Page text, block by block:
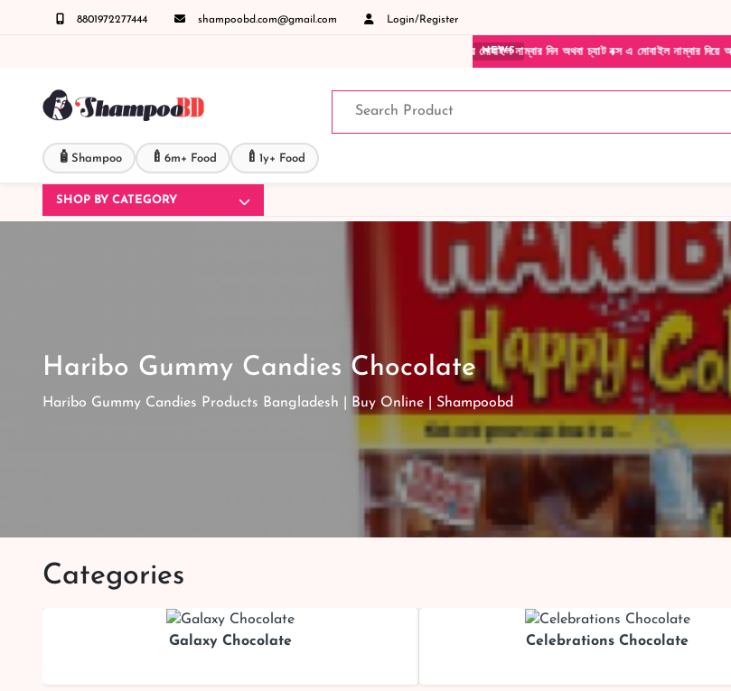
8801972277444 shampoobd.com@gmail.com Login/Register
NEWS
IMO + Whatsapp ) +8801972277444 সহজে অর্ডার করতে প্রোডাক্ট পেজে আপনার মোবাইল নাম্বার দিন অথবা চ্যাট বক্স এ মোবাইল নাম্বার দিয়ে আমাদের সাথে সরাসরি
🧴 Shampoo 🍼 6m+ Food 🍼 1y+ Food
SHOP BY CATEGORY
Haribo Gummy Candies Chocolate
Haribo Gummy Candies Products Bangladesh | Buy Online | Shampoobd
Categories
Galaxy Chocolate Celebrations Chocolate